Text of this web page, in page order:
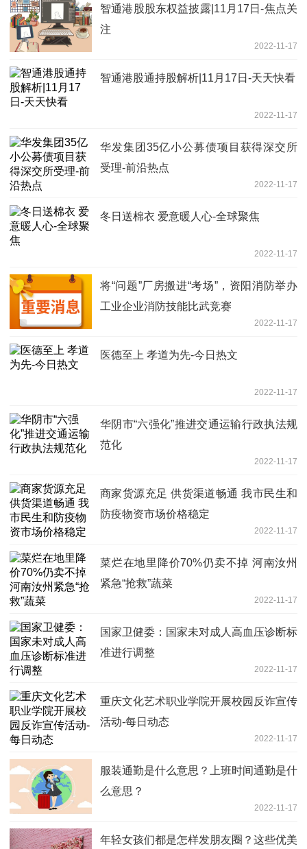
智通港股股东权益披露|11月17日-焦点关
注
2022-11-17
智通港股通持股解析|11月17日-天天快看
2022-11-17
华发集团35亿小公募债项目获得深交所
受理-前沿热点
2022-11-17
冬日送棉衣 爱意暖人心-全球聚焦
2022-11-17
将“问题”厂房搬进“考场”，资阳消防举办
工业企业消防技能比武竞赛
2022-11-17
医德至上 孝道为先-今日热文
2022-11-17
华阴市“六强化”推进交通运输行政执法规
范化
2022-11-17
商家货源充足 供货渠道畅通 我市民生和
防疫物资市场价格稳定
2022-11-17
菜烂在地里降价70%仍卖不掉 河南汝州
紧急“抢救”蔬菜
2022-11-17
国家卫健委：国家未对成人高血压诊断标
准进行调整
2022-11-17
重庆文化艺术职业学院开展校园反诈宣传
活动-每日动态
2022-11-17
服装通勤是什么意思？上班时间通勤是什
么意思？
2022-11-17
年轻女孩们都是怎样发朋友圈？这些优美